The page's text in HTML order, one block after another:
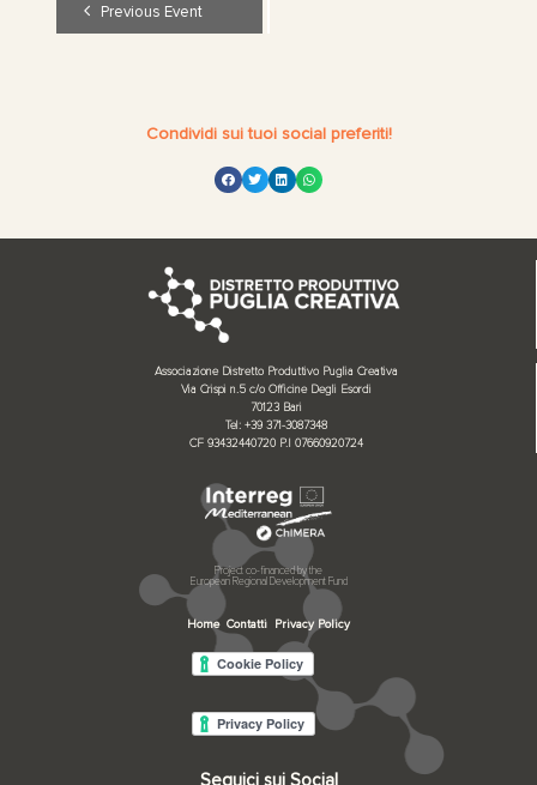
Navigation
Previous Event
Condividi sui tuoi social preferiti!
Associazione Distretto Produttivo Puglia Creativa
Via Crispi n.5 c/o Officine Degli Esordi
70123 Bari
Tel: +39 371-3087348
CF 93432440720 P.I 07660920724
Project co-financed by the
European Regional Development Fund
Home Contatti Privacy Policy
Seguici sui Social